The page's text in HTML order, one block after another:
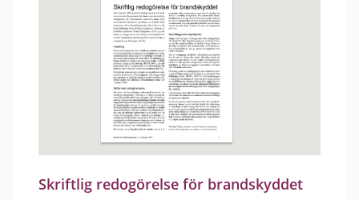
Skriftlig redogörelse för brandskyddet